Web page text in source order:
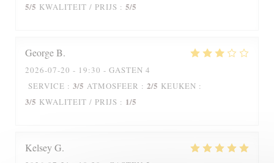
5/5 KWALITEIT / PRIJS : 5/5
GeorgeB
2026-07-20 - 19:30 - GASTEN 4
SERVICE : 3/5 ATMOSFEER : 2/5 KEUKEN :
3/5 KWALITEIT / PRIJS : 1/5
KelseyG